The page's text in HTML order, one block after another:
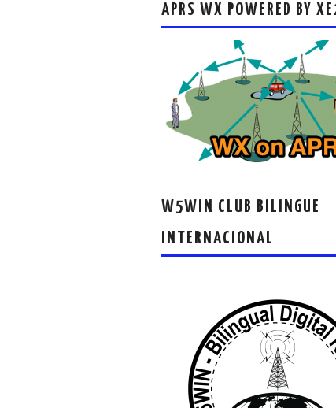
APRS WX POWERED BY
W5WIN CLUB BILINGUE
INTERNACIONAL